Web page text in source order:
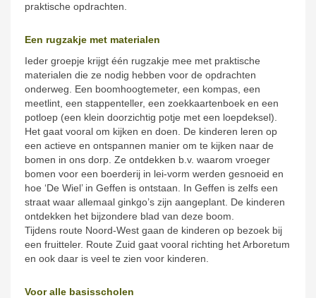
praktische opdrachten.
Een rugzakje met materialen
Ieder groepje krijgt één rugzakje mee met praktische
materialen die ze nodig hebben voor de opdrachten
onderweg. Een boomhoogtemeter, een kompas, een
meetlint, een stappenteller, een zoekkaartenboek en een
potloep (een klein doorzichtig potje met een loepdeksel).
Het gaat vooral om kijken en doen. De kinderen leren op
een actieve en ontspannen manier om te kijken naar de
bomen in ons dorp. Ze ontdekken b.v. waarom vroeger
bomen voor een boerderij in lei-vorm werden gesnoeid en
hoe ‘De Wiel’ in Geffen is ontstaan. In Geffen is zelfs een
straat waar allemaal ginkgo’s zijn aangeplant. De kinderen
ontdekken het bijzondere blad van deze boom.
Tijdens route Noord-West gaan de kinderen op bezoek bij
een fruitteler. Route Zuid gaat vooral richting het Arboretum
en ook daar is veel te zien voor kinderen.
Voor alle basisscholen